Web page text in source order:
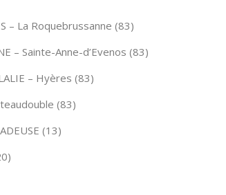
– La Roquebrussanne (83)
– Sainte-Anne-d’Evenos (83)
– Hyères (83)
(83)
(13)